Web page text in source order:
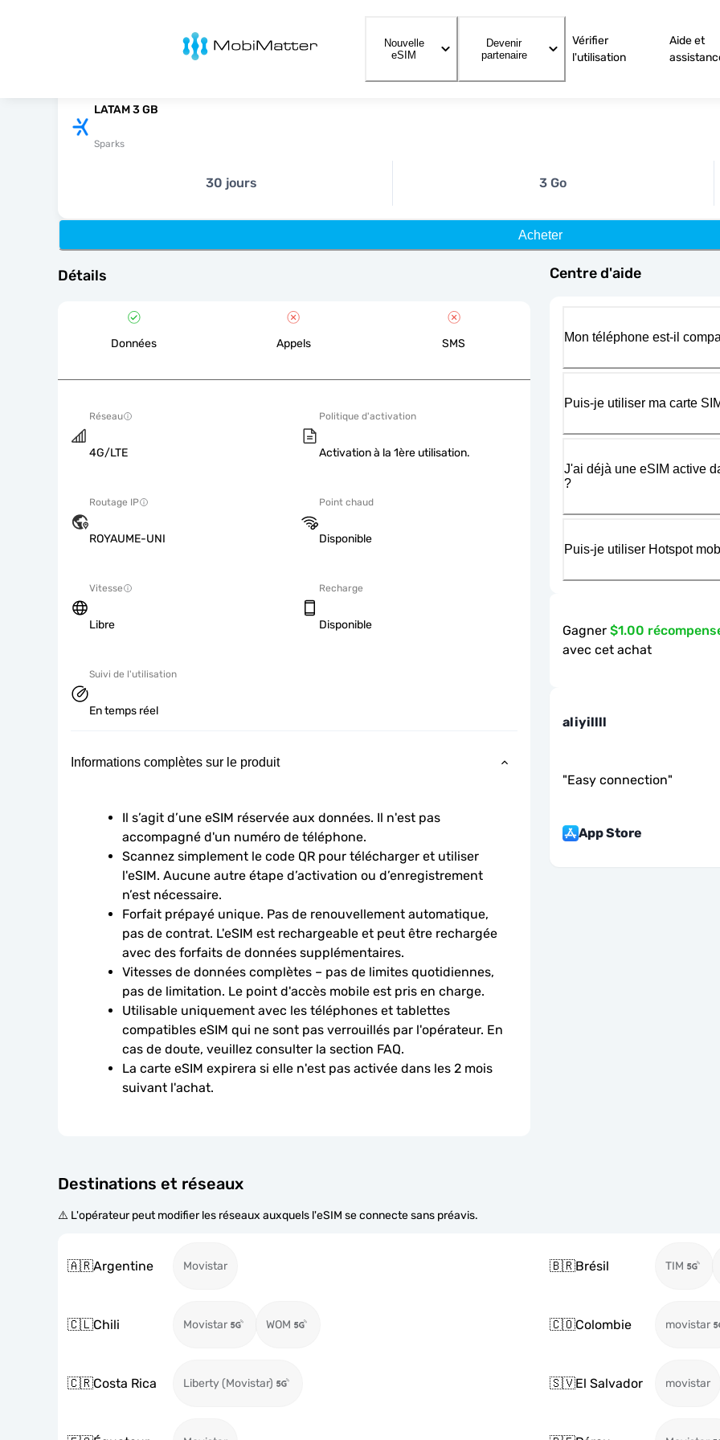
MobiMatter
Nouvelle
eSIM
Devenir
partenaire
Vérifier
l'utilisation
Aide et
LATAM 3 GB
Sparks
30 jours 3 Go
Acheter
Détails
Données Appels SMS
Réseau
4G/LTE
Politique d'activation
Activation à la 1ère utilisation.
Routage IP
ROYAUME-UNI
Point chaud
Disponible
Vitesse
Libre
Recharge
Disponible
Suivi de l'utilisation
En temps réel
Informations complètes sur le produit
Il s’agit d’une eSIM réservée aux données. Il n'est pas
accompagné d'un numéro de téléphone.
Scannez simplement le code QR pour télécharger et utiliser
l'eSIM. Aucune autre étape d’activation ou d’enregistrement
n’est nécessaire.
Forfait prépayé unique. Pas de renouvellement automatique,
pas de contrat. L'eSIM est rechargeable et peut être rechargée
avec des forfaits de données supplémentaires.
Vitesses de données complètes – pas de limites quotidiennes,
pas de limitation. Le point d'accès mobile est pris en charge.
Utilisable uniquement avec les téléphones et tablettes
compatibles eSIM qui ne sont pas verrouillés par l'opérateur. En
cas de doute, veuillez consulter la section FAQ.
La carte eSIM expirera si elle n'est pas activée dans les 2 mois
suivant l'achat.
Destinations et réseaux
⚠️ L'opérateur peut modifier les réseaux auxquels l'eSIM se connecte sans préavis.
🇦🇷Argentine Movistar 🇧🇷Brésil TIM
🇨🇱Chili Movistar WOM 🇨🇴Colombie movistar
🇨🇷Costa Rica Liberty (Movistar) 🇸🇻El Salvador movistar
Centre d'aide
Mon téléphone est-il
Puis-je utiliser ma carte
J'ai déjà une eSIM active
?
Puis-je utiliser Hotspot
Gagner $1.00
avec cet achat
aliyillll
"Easy connection"
App Store